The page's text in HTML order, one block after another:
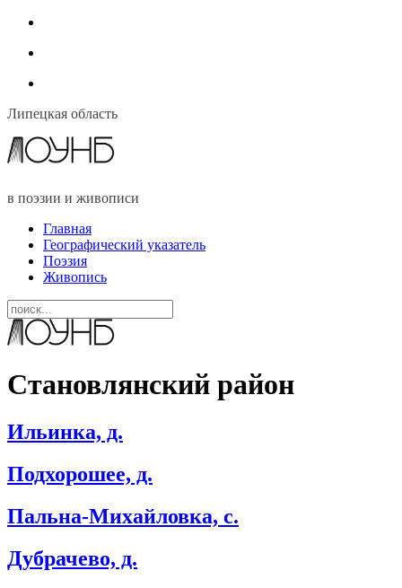
Липецкая область
в поэзии и живописи
Главная
Географический указатель
Поэзия
Живопись
Становлянский район
Ильинка, д.
Подхорошее, д.
Пальна-Михайловка, с.
Дубрачево, д.